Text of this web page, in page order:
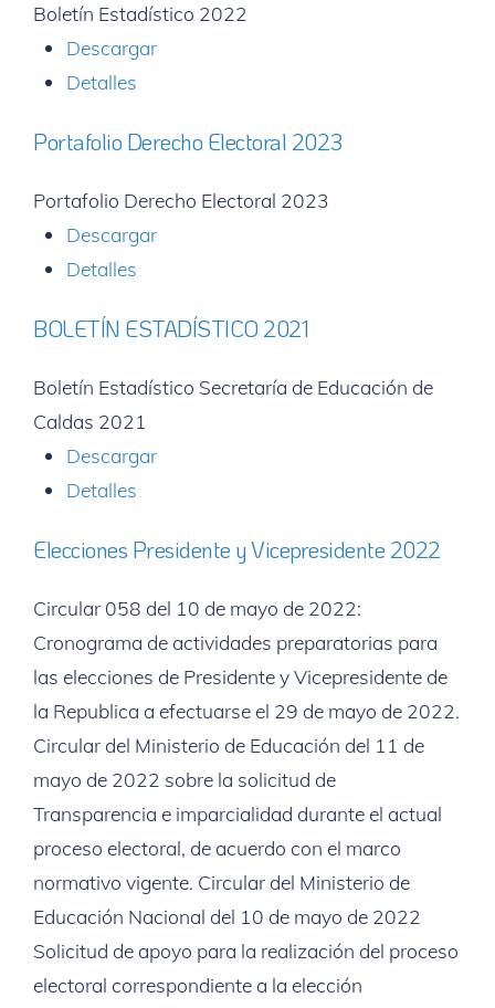
Boletín Estadístico 2022
Descargar
Detalles
Portafolio Derecho Electoral 2023
Portafolio Derecho Electoral 2023
Descargar
Detalles
BOLETÍN ESTADÍSTICO 2021
Boletín Estadístico Secretaría de Educación de
Caldas 2021
Descargar
Detalles
Elecciones Presidente y Vicepresidente 2022
Circular 058 del 10 de mayo de 2022:
Cronograma de actividades preparatorias para
las elecciones de Presidente y Vicepresidente de
la Republica a efectuarse el 29 de mayo de 2022.
Circular del Ministerio de Educación del 11 de
mayo de 2022 sobre la solicitud de
Transparencia e imparcialidad durante el actual
proceso electoral, de acuerdo con el marco
normativo vigente. Circular del Ministerio de
Educación Nacional del 10 de mayo de 2022
Solicitud de apoyo para la realización del proceso
electoral correspondiente a la elección